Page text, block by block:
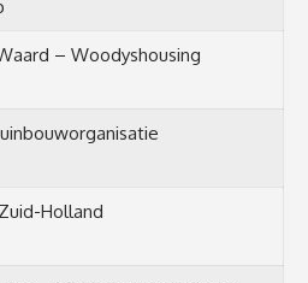
– Woodyshousing
Holland